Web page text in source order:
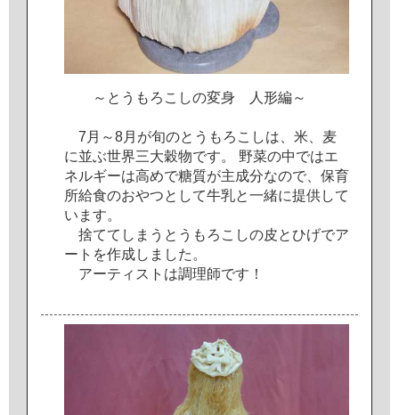
～ と う もろ こ しの変身 人 形編～
7 月 ～8月 が旬のと う もろ こ しは 米
麦
に並ぶ世界三大穀物です。 野菜の中ではエ
ネルギーは高めで糖質が主成分なので 保育
所給食のおやつと して牛乳と一緒に提供して
い ま す。
捨てて し ま う と う もろ こ しの皮と ひげでア
ー ト を作成し ま した 。
アーテ ィ ス ト は調理師です ！